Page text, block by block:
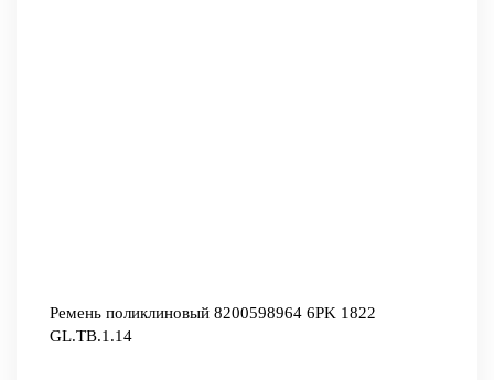
Ремень поликлиновый 8200598964 6PK 1822
GL.TB.1.14